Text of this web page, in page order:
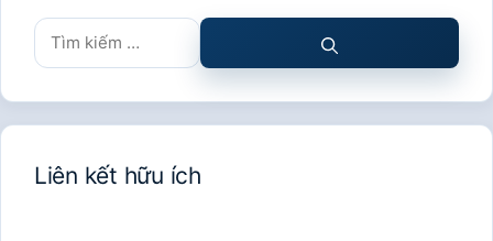
Tìm
kiếm
Liên kết hữu ích